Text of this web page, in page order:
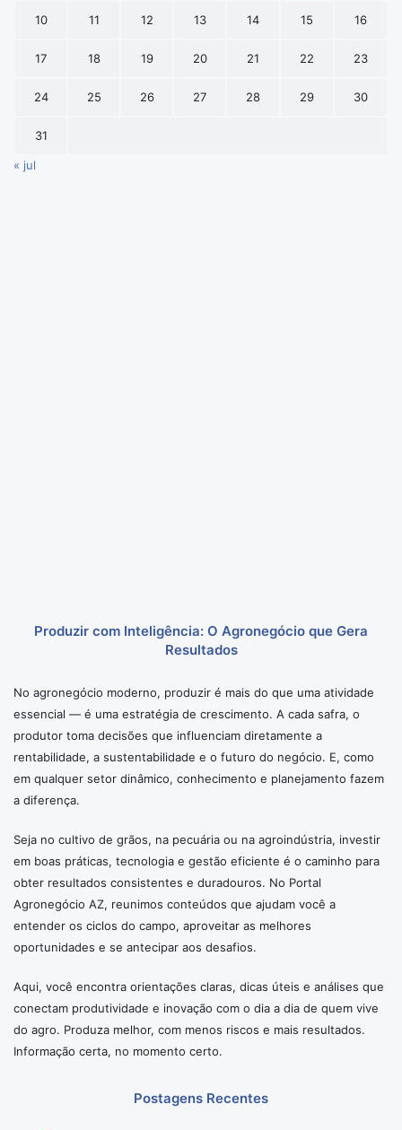
10 11 12 13 14 15 16
17 18 19 20 21 22 23
24 25 26 27 28 29 30
31
« jul
Produzir com Inteligência: O Agronegócio que Gera
Resultados
No agronegócio moderno, produzir é mais do que uma atividade
essencial — é uma estratégia de crescimento. A cada safra, o
produtor toma decisões que influenciam diretamente a
rentabilidade, a sustentabilidade e o futuro do negócio. E, como
em qualquer setor dinâmico, conhecimento e planejamento fazem
a diferença.
Seja no cultivo de grãos, na pecuária ou na agroindústria, investir
em boas práticas, tecnologia e gestão eficiente é o caminho para
obter resultados consistentes e duradouros. No Portal
Agronegócio AZ, reunimos conteúdos que ajudam você a
entender os ciclos do campo, aproveitar as melhores
oportunidades e se antecipar aos desafios.
Aqui, você encontra orientações claras, dicas úteis e análises que
conectam produtividade e inovação com o dia a dia de quem vive
do agro. Produza melhor, com menos riscos e mais resultados.
Informação certa, no momento certo.
Postagens Recentes